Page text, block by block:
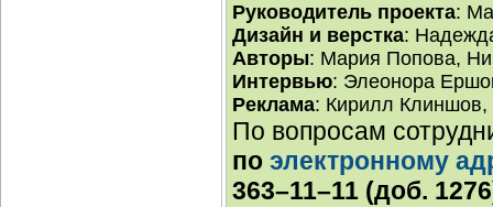
Руководитель проекта:
Дизайн и верстка:
Авторы: Мария Попова,
Интервью: Элеонора
Реклама: Кирилл
По вопросам
по электронному
363–11–11 (доб.